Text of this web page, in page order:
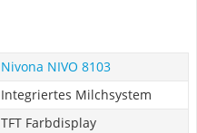
Nivona NIVO 8103
Integriertes Milchsystem
TFT Farbdisplay